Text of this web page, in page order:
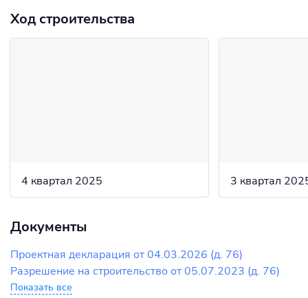
Ход строительства
4 квартал 2025 3 квартал
Документы
Проектная декларация от 04.03.2026 (д. 76)
Разрешение на строительство от 05.07.2023 (д. 76)
Показать все